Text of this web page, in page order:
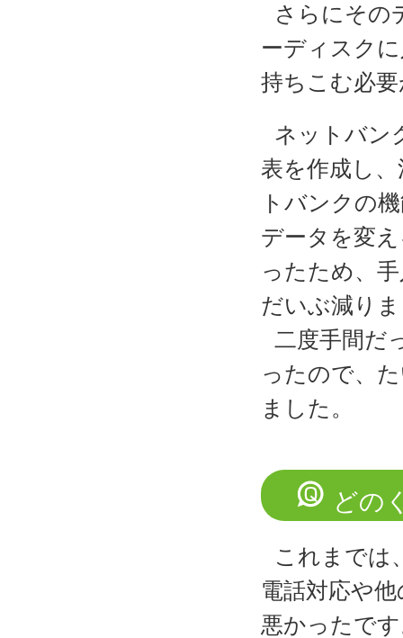
さらにその
ーディスク
持ちこむ必
ネットバン
表を作成し
トバンクの
データを変
ったため、
だいぶ減り
二度手間だ
ったので、
ました。
どの
これまでは
電話対応や
悪かったで